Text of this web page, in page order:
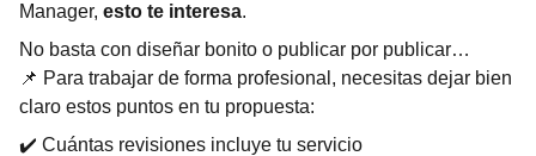
Manager, esto te interesa.
No basta con diseñar bonito o publicar por publicar…
📌 Para trabajar de forma profesional, necesitas dejar bien
claro estos puntos en tu propuesta:
✔️ Cuántas revisiones incluye tu servicio